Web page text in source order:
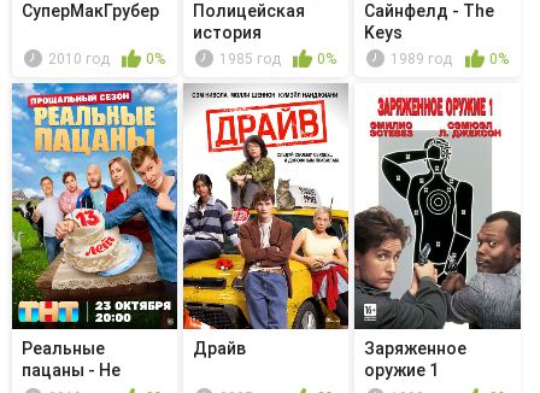
СуперМакГрубер
2010 год 0%
Полицейская
история
1985 год 0%
Сайнфелд - The
Keys
1989 год 0%
Реальные
пацаны - Не
Драйв
Заряженное
оружие 1